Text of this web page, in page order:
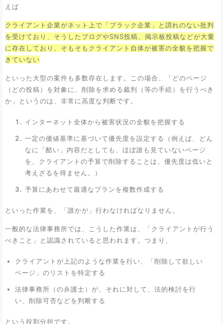
えば
クライアント企業がネット上で「ブラック企業」と謂れのない批判
を受けており、そうしたブログやSNS投稿、掲示板投稿などが大量
に存在しており、そもそもクライアント自体が被害の全貌を把握で
きていない
といった大型の案件も多数存在します。この場合、「どのページ
（どの投稿）を対象に、削除を求める裁判（等の手続）を行うべき
か」というのは、非常に高度な判断です。
インターネット全体から被害状況の全貌を把握する
一定の価値基準に基づいて優先度を設定する（例えば、どん
なに「酷い」内容だとしても、ほぼ誰も見ていないページ
を、クライアントの予算で削除することは、優先度は低いと
考えざるを得ません。）
予算にあわせて最適なプランを複数作成する
といった作業を、「誰かが」行わなければなりません。
一般的な法律事務所では、こうした作業は、「クライアントが行う
べきこと」と認識されていると思われます。つまり、
クライアントが上記のような作業を行い、「削除して欲しい
ページ」のリストを特定する
法律事務所（の弁護士）が、それに対して、法的検討を行
い、削除可否などを判断する
という役割分担です。